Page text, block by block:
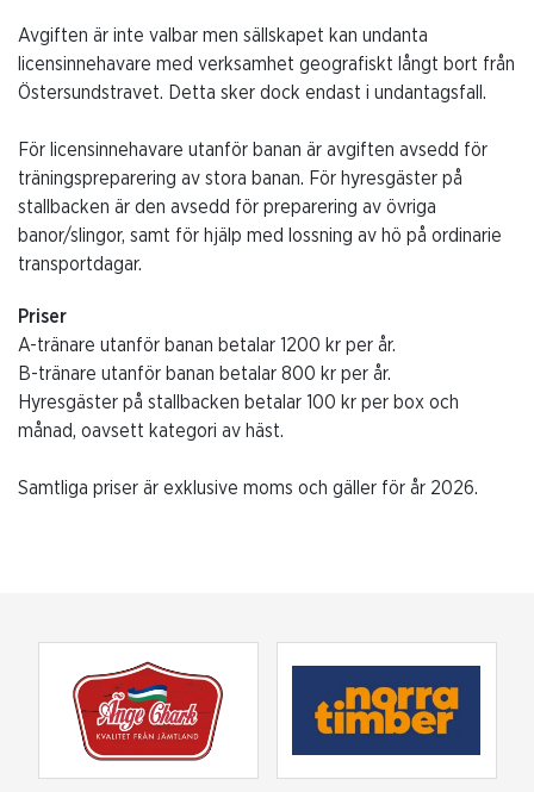
Avgiften är inte valbar men sällskapet kan undanta
licensinnehavare med verksamhet geografiskt långt bort från
Östersundstravet. Detta sker dock endast i undantagsfall.
För licensinnehavare utanför banan är avgiften avsedd för
träningspreparering av stora banan. För hyresgäster på
stallbacken är den avsedd för preparering av övriga
banor/slingor, samt för hjälp med lossning av hö på ordinarie
transportdagar.
Priser
A-tränare utanför banan betalar 1200 kr per år.
B-tränare utanför banan betalar 800 kr per år.
Hyresgäster på stallbacken betalar 100 kr per box och
månad, oavsett kategori av häst.
Samtliga priser är exklusive moms och gäller för år 2026.